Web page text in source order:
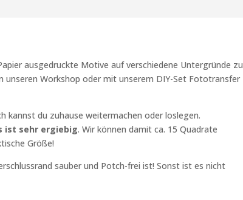
ausgedruckte Motive auf verschiedene Untergründe zu
Workshop oder mit unserem DIY-Set Fototransfer
kannst du zuhause weitermachen oder loslegen.
ist sehr ergiebig. Wir können damit ca. 15 Quadrate
Größe!
sauber und Potch-frei ist! Sonst ist es nicht